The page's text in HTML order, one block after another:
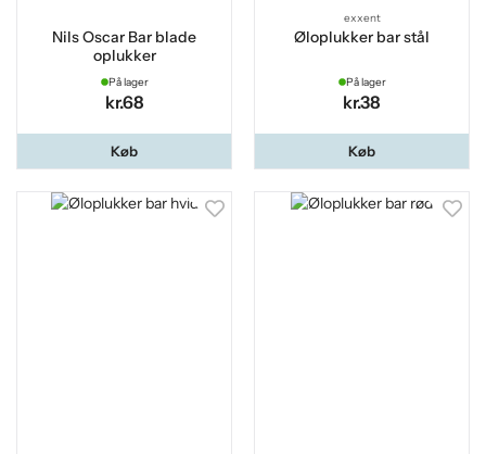
Nils Oscar Bar blade
oplukker
På lager
kr.68
Køb
exxent
Øloplukker bar stål
På lager
kr.38
Køb